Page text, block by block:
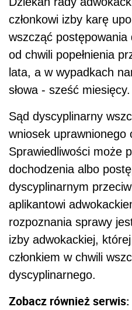
członkowi izby karę
wszcząć
od chwili popełnienia
lata, a w wypadkach
słowa - sześć miesięcy.
Sąd dyscyplinarny
wniosek uprawnionego
Sprawiedliwości może
dochodzenia albo
dyscyplinarnym
aplikantowi
rozpoznania sprawy
izby adwokackiej,
członkiem w chwili
dyscyplinarnego.
Zobacz również serwis: